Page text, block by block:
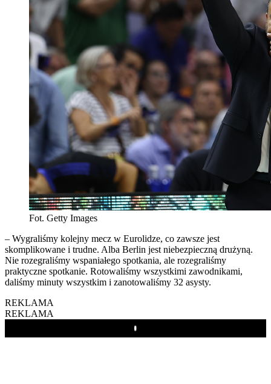
Fot. Getty Images
– Wygraliśmy kolejny mecz w Eurolidze, co zawsze jest
skomplikowane i trudne. Alba Berlin jest niebezpieczną drużyną.
Nie rozegraliśmy wspaniałego spotkania, ale rozegraliśmy
praktyczne spotkanie. Rotowaliśmy wszystkimi zawodnikami,
daliśmy minuty wszystkim i zanotowaliśmy 32 asysty.
REKLAMA
REKLAMA
Play